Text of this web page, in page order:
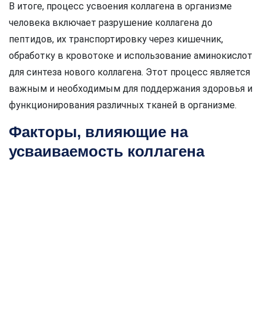
В итоге, процесс усвоения коллагена в организме
человека включает разрушение коллагена до
пептидов, их транспортировку через кишечник,
обработку в кровотоке и использование аминокислот
для синтеза нового коллагена. Этот процесс является
важным и необходимым для поддержания здоровья и
функционирования различных тканей в организме.
Факторы, влияющие на
усваиваемость коллагена